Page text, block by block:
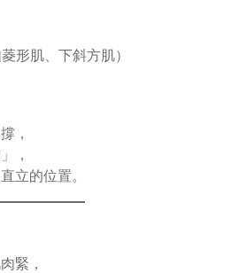
形肌、下斜方肌）
，
，
立的位置。
緊，